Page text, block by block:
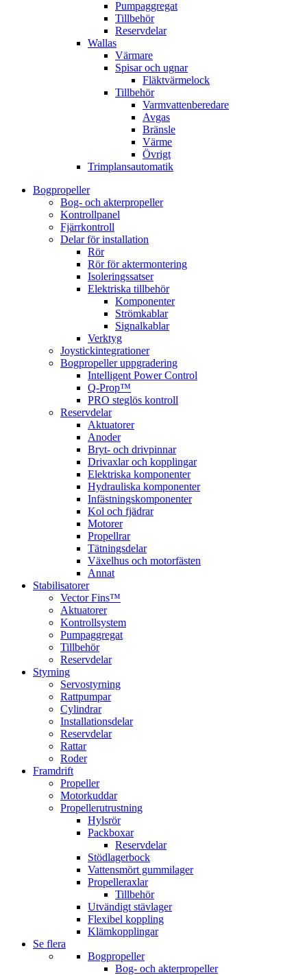
Pumpaggregat
Tillbehör
Reservdelar
Wallas
Värmare
Spisar och ugnar
Fläktvärmelock
Tillbehör
Varmvattenberedare
Avgas
Bränsle
Värme
Övrigt
Trimplansautomatik
Bogpropeller
Bog- och akterpropeller
Kontrollpanel
Fjärrkontroll
Delar för installation
Rör
Rör för aktermontering
Isoleringssatser
Elektriska tillbehör
Komponenter
Strömkablar
Signalkablar
Verktyg
Joystickintegrationer
Bogpropeller uppgradering
Intelligent Power Control
Q-Prop™
PRO steglös kontroll
Reservdelar
Aktuatorer
Anoder
Bryt- och drivpinnar
Drivaxlar och kopplingar
Elektriska komponenter
Hydrauliska komponenter
Infästningskomponenter
Kol och fjädrar
Motorer
Propellrar
Tätningsdelar
Växelhus och motorfästen
Annat
Stabilisatorer
Vector Fins™
Aktuatorer
Kontrollsystem
Pumpaggregat
Tillbehör
Reservdelar
Styrning
Servostyrning
Rattpumpar
Cylindrar
Installationsdelar
Reservdelar
Rattar
Roder
Framdrift
Propeller
Motorkuddar
Propellerutrustning
Hylsrör
Packboxar
Reservdelar
Stödlagerbock
Vattensmört gummilager
Propelleraxlar
Tillbehör
Utvändigt stävlager
Flexibel koppling
Klämkopplingar
Se flera
Bogpropeller
Bog- och akterpropeller